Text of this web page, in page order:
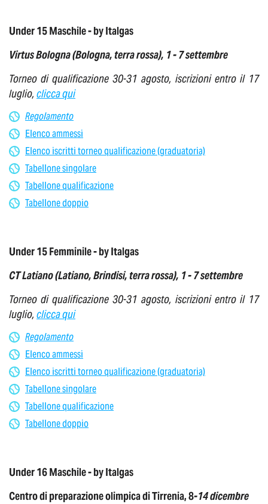
Under 15 Maschile - by Italgas
Virtus Bologna (Bologna,terra rossa), 1- 7 settembre
Torneo di qualificazione 30-31 agosto, iscrizioni entro il 17
luglio, clicca qui
Regolamento
Elenco ammessi
Elenco iscritti torneo qualificazione (graduatoria)
Tabellone singolare
Tabellone qualificazione
Tabellone doppio
Under 15 Femminile - by Italgas
CT Latiano (Latiano, Brindisi, terra rossa), 1 -7 settembre
Torneo di qualificazione 30-31 agosto, iscrizioni entro il 17
luglio, clicca qui
Regolamento
Elenco ammessi
Elenco iscritti torneo qualificazione (graduatoria)
Tabellone singolare
Tabellone qualificazione
Tabellone doppio
Under 16 Maschile - by Italgas
Centro di preparazione olimpica di Tirrenia, 8-14 dicembre